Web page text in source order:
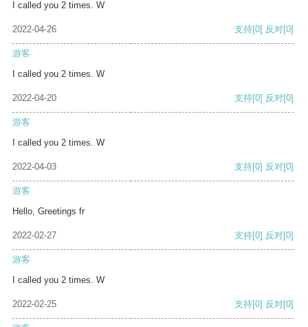
I called you 2 times. W
2022-04-26 支持[0] 反对[0]
游客
I called you 2 times. W
2022-04-20 支持[0] 反对[0]
游客
I called you 2 times. W
2022-04-03 支持[0] 反对[0]
游客
Hello, Greetings fr
2022-02-27 支持[0] 反对[0]
游客
I called you 2 times. W
2022-02-25 支持[0] 反对[0]